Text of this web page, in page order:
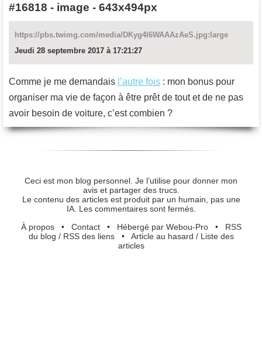
#16818 - image - 643x494px
https://pbs.twimg.com/media/DKyg4l6WAAAzAeS.jpg:large
Jeudi 28 septembre 2017 à 17:21:27
Comme je me demandais l’autre fois : mon bonus pour
organiser ma vie de façon à être prêt de tout et de ne pas
avoir besoin de voiture, c’est combien ?
Ceci est mon blog personnel. Je l’utilise pour donner mon
avis et partager des trucs.
Le contenu des articles est produit par un humain, pas une
IA. Les commentaires sont fermés.
À propos• Contact• Hébergé par Webou-Pro• RSS
du blog / RSS des liens• Article au hasard / Liste des
articles